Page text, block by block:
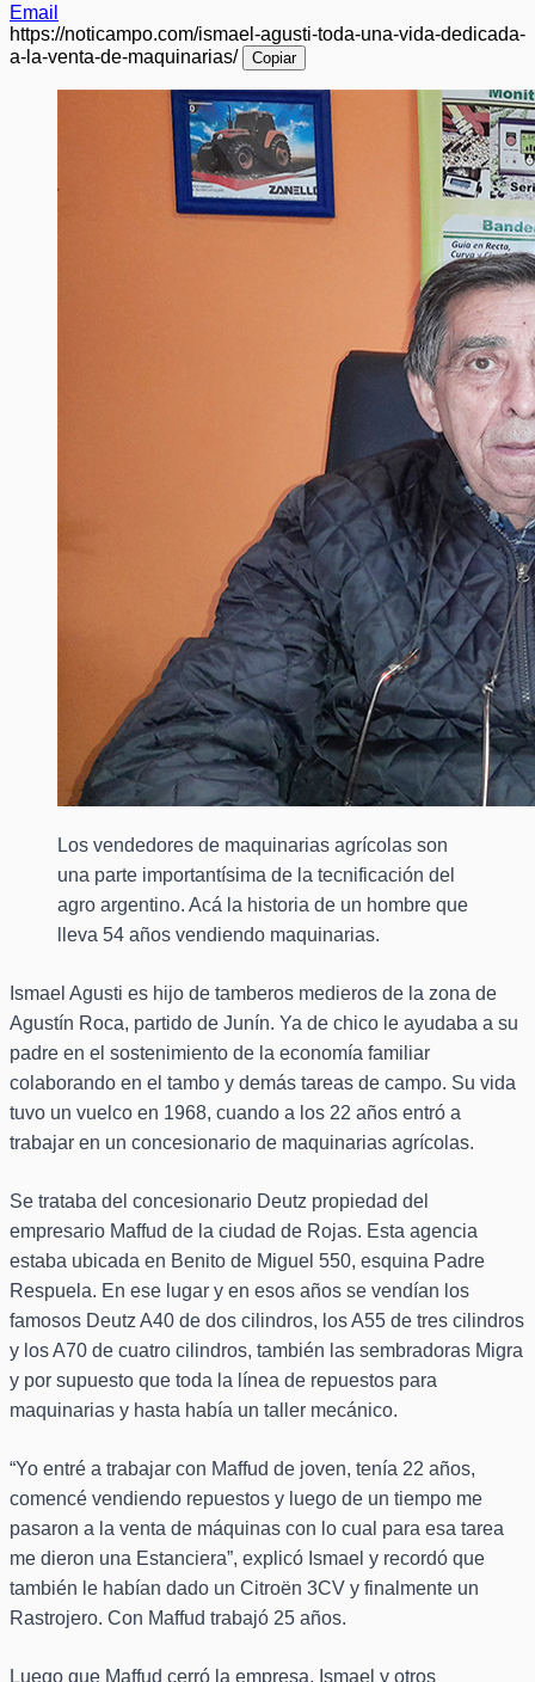
Email
https://noticampo.com/ismael-agusti-toda-una-vida-dedicada-
a-la-venta-de-maquinarias/
Copiar
Los vendedores de maquinarias agrícolas son
una parte importantísima de la tecnificación del
agro argentino. Acá la historia de un hombre que
lleva 54 años vendiendo maquinarias.
Ismael Agusti es hijo de tamberos medieros de la zona de
Agustín Roca, partido de Junín. Ya de chico le ayudaba a su
padre en el sostenimiento de la economía familiar
colaborando en el tambo y demás tareas de campo. Su vida
tuvo un vuelco en 1968, cuando a los 22 años entró a
trabajar en un concesionario de maquinarias agrícolas.
Se trataba del concesionario Deutz propiedad del
empresario Maffud de la ciudad de Rojas. Esta agencia
estaba ubicada en Benito de Miguel 550, esquina Padre
Respuela. En ese lugar y en esos años se vendían los
famosos Deutz A40 de dos cilindros, los A55 de tres cilindros
y los A70 de cuatro cilindros, también las sembradoras Migra
y por supuesto que toda la línea de repuestos para
maquinarias y hasta había un taller mecánico.
“Yo entré a trabajar con Maffud de joven, tenía 22 años,
comencé vendiendo repuestos y luego de un tiempo me
pasaron a la venta de máquinas con lo cual para esa tarea
me dieron una Estanciera”, explicó Ismael y recordó que
también le habían dado un Citroën 3CV y finalmente un
Rastrojero. Con Maffud trabajó 25 años.
Luego que Maffud cerró la empresa, Ismael y otros